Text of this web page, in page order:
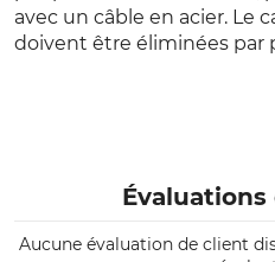
avec un câble en acier. Le
doivent être éliminées par
Aucune évaluation de client